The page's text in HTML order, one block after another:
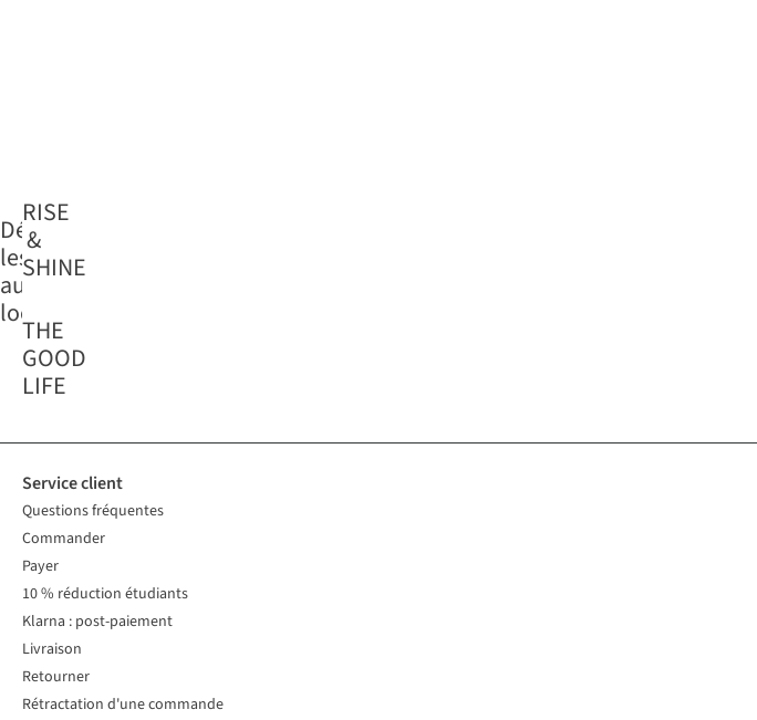
Découvre
les
autres
lookbooks
RISE
&
SHINE
THE
GOOD
LIFE
Service client
Questions fréquentes
Commander
Payer
10 % réduction étudiants
Klarna : post-paiement
Livraison
Retourner
Rétractation d'une commande